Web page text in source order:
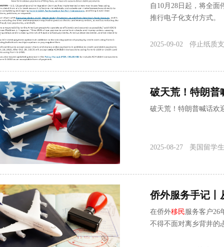
自10月28日起，将全面
推行电子化支付方式。
2025-09-02 停止纸质
破天荒！特朗普喊话欢
2025-08-27 美国留学生
侨外服务手记丨
在侨外移民服务客户26
不得不面对离乡背井的